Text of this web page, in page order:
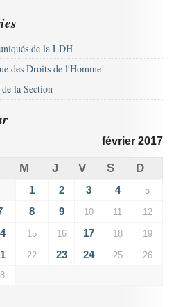
de la LDH
des Droits de l'Homme
la Section
février 2017
M J V S D
1 2 3 4 5
8 9 10 11 12
15 16 17 18 19
22 23 24 25
26